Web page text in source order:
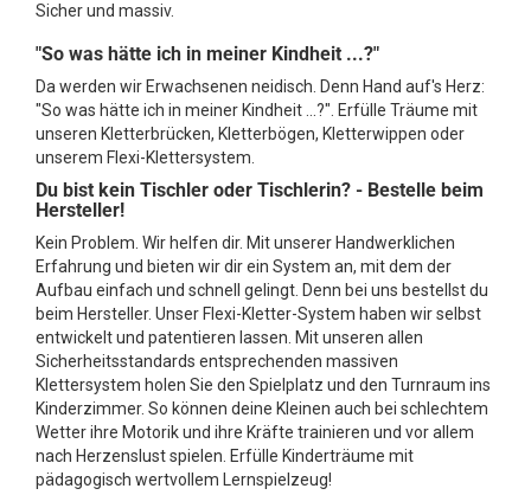
Sicher und massiv.
"So was hätte ich in meiner Kindheit ...?"
Da werden wir Erwachsenen neidisch. Denn Hand auf's Herz:
"So was hätte ich in meiner Kindheit ...?". Erfülle Träume mit
unseren Kletterbrücken, Kletterbögen, Kletterwippen oder
unserem Flexi-Klettersystem.
Du bist kein Tischler oder Tischlerin? - Bestelle beim
Hersteller!
Kein Problem. Wir helfen dir. Mit unserer Handwerklichen
Erfahrung und bieten wir dir ein System an, mit dem der
Aufbau einfach und schnell gelingt. Denn bei uns bestellst du
beim Hersteller. Unser Flexi-Kletter-System haben wir selbst
entwickelt und patentieren lassen. Mit unseren allen
Sicherheitsstandards entsprechenden massiven
Klettersystem holen Sie den Spielplatz und den Turnraum ins
Kinderzimmer. So können deine Kleinen auch bei schlechtem
Wetter ihre Motorik und ihre Kräfte trainieren und vor allem
nach Herzenslust spielen. Erfülle Kinderträume mit
pädagogisch wertvollem Lernspielzeug!